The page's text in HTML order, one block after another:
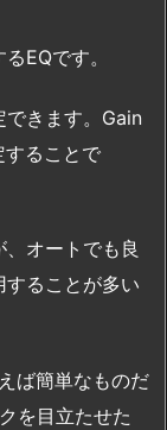
EQです。
できます。Gain
することで
オートでも良
ることが多い
ば簡単なものだ
を目立たせた